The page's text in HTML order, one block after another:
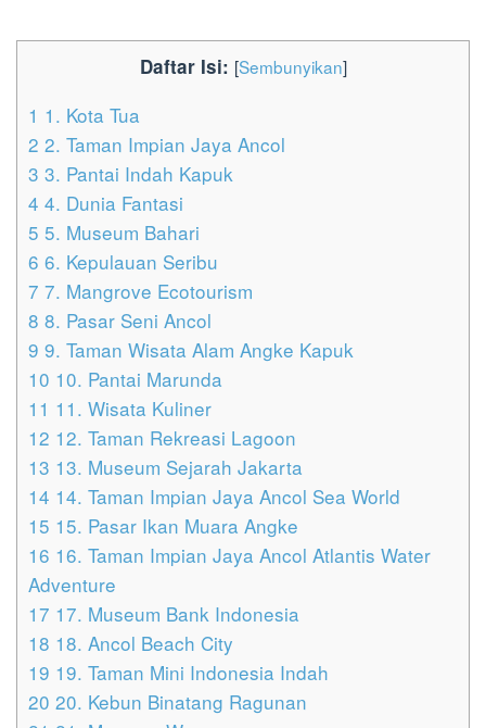
Daftar Isi: [Sembunyikan]
1 1. Kota Tua
2 2. Taman Impian Jaya Ancol
3 3. Pantai Indah Kapuk
4 4. Dunia Fantasi
5 5. Museum Bahari
6 6. Kepulauan Seribu
7 7. Mangrove Ecotourism
8 8. Pasar Seni Ancol
9 9. Taman Wisata Alam Angke Kapuk
10 10. Pantai Marunda
11 11. Wisata Kuliner
12 12. Taman Rekreasi Lagoon
13 13. Museum Sejarah Jakarta
14 14. Taman Impian Jaya Ancol Sea World
15 15. Pasar Ikan Muara Angke
16 16. Taman Impian Jaya Ancol Atlantis Water
Adventure
17 17. Museum Bank Indonesia
18 18. Ancol Beach City
19 19. Taman Mini Indonesia Indah
20 20. Kebun Binatang Ragunan